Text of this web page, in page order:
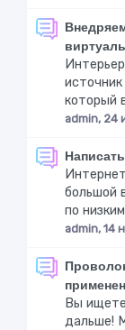
который
admin, 24
большой
по
admin, 14
Вы
дальше!